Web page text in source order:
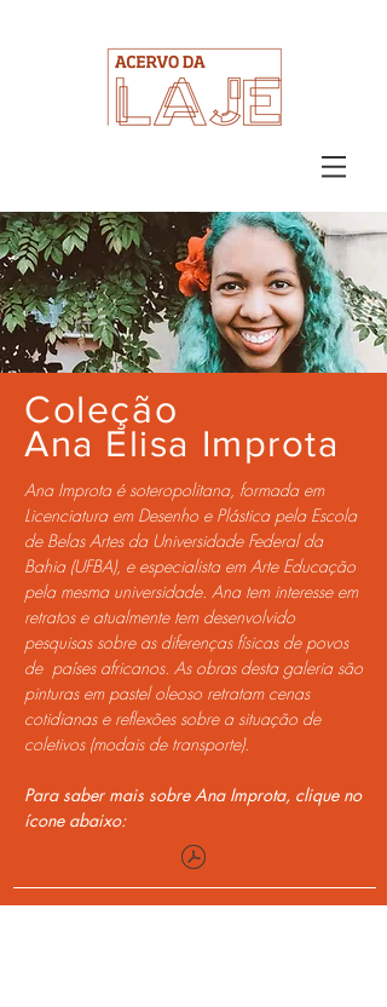
Coleção
Ana Elisa Improta
Ana Improta é soteropolitana, formada em
Licenciatura em Desenho e Plástica pela Escola
de Belas Artes da Universidade Federal da
Bahia (UFBA), e especialista em Arte Educação
pela mesma universidade. Ana tem interesse em
retratos e atualmente tem desenvolvido
pesquisas sobre as diferenças físicas de povos
de países africanos. As obras desta galeria são
pinturas em pastel oleoso retratam cenas
cotidianas e reflexões sobre a situação de
coletivos (modais de transporte).
Para saber mais sobre Ana Improta, clique no
ícone abaixo: